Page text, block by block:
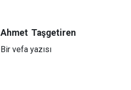
Ahmet Taşgetiren
Bir vefa yazısı